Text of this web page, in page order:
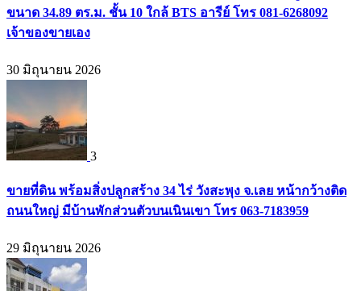
ขนาด 34.89 ตร.ม. ชั้น 10 ใกล้ BTS อารีย์ โทร 081-6268092
เจ้าของขายเอง
30 มิถุนายน 2026
3
ขายที่ดิน พร้อมสิ่งปลูกสร้าง 34 ไร่ วังสะพุง จ.เลย หน้ากว้างติด
ถนนใหญ่ มีบ้านพักส่วนตัวบนเนินเขา โทร 063-7183959
29 มิถุนายน 2026